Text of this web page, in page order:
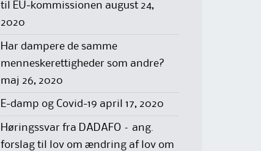
til EU-kommissionen august 24,
2020
Har dampere de samme
menneskerettigheder som andre?
maj 26, 2020
E-damp og Covid-19 april 17, 2020
Høringssvar fra DADAFO – ang.
forslag til lov om ændring af lov om